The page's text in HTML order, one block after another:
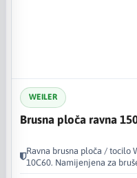
WEILER
Brusna ploča ravna
Ravna brusna ploča / tocilo
10C60. Namijenjena za